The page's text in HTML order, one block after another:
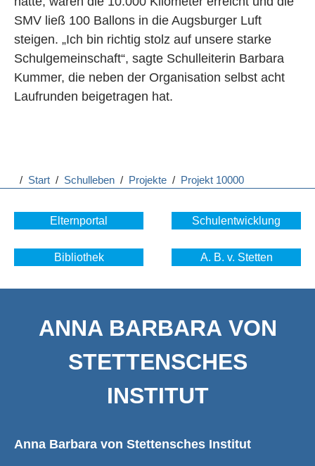
SMV ließ 100 Ballons in die Augsburger Luft
steigen. „Ich bin richtig stolz auf unsere starke
Schulgemeinschaft“, sagte Schulleiterin Barbara
Kummer, die neben der Organisation selbst acht
Laufrunden beigetragen hat.
/ Start / Schulleben / Projekte / Projekt 10000
Elternportal Schulentwicklung
Bibliothek A. B. v. Stetten
ANNA BARBARA VON
STETTENSCHES
INSTITUT
Anna Barbara von Stettensches Institut